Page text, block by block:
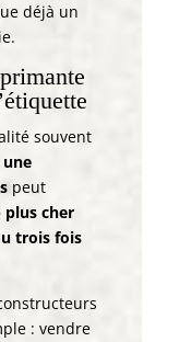
déjà un
souvent
une
peut
cher
trois fois
: vendre